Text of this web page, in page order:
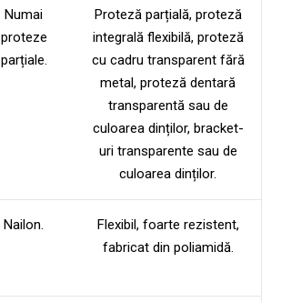
Numai
proteze
parțiale.
Proteză parțială, proteză
integrală flexibilă, proteză
cu cadru transparent fără
metal, proteză dentară
transparentă sau de
culoarea dinților, bracket-
uri transparente sau de
culoarea dinților.
Nailon.
Flexibil, foarte rezistent,
fabricat din poliamidă.